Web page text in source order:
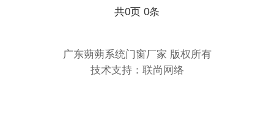
共0页 0条
广东蒴蒴系统门窗厂家 版权所有
技术支持：联尚网络